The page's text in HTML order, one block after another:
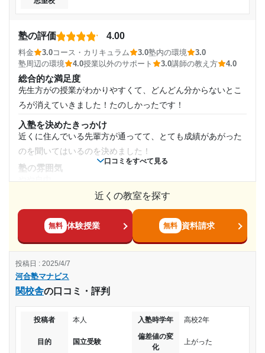
達成
目的の達成理由
志望校に合格したため、通塾目的は達成できました。
また、自宅だと集中できないため、良い環境でした。
志望校と合格状況
第一志望校： 合格
通塾頻度
その他
1日あたりの授業時間
2時間～3時間未満
月額料金
40,001円〜50,000円
目的の達成度
目的の達成理由
のですが、お陰でマーチの大学で田舎ではなく都内のキ
ャンパスに合格し、楽しい大学生活を送っています。
第二志望校：
一流の先生方が教えてくださるのでとてもわかりやすい。ま
てもいい。しかしアドバイスタイムというものがあるがそれ
がいらないと思う。
塾内の環境
校舎は綺麗になっていて、自習スペースも広く綺麗なので特
塾周辺の環境
周りもレベルの高い人が来ているのでとても刺激になる。他
校の知り合いもできたりしたのでとても良かった。
社員の人が1人1人のために受験直前に受験までの計画表みた
いなものを作ってくれるのでそれがとても役に立っていた。
面談も年に数回あったのでいろいろ話し合えた。
利用詳細
通塾期間
2021年4月〜2024年3月(3年)
入塾時の学年
高校1年
口コミをすべて見る
塾の評価 4.00
料金 3.0コース・カリキュラム 3.0塾内の環境
3.0
塾周辺の環境
4.0授業以外のサポート 3.0講師の教え方 4.0
総合的な満足度
先生方がの授業がわかりやすくて、どんどん分からないとこ
ろが消えていきました！たのしかったです！
入塾を決めたきっかけ
近くに住んでいる先輩方が通ってて、とても成績があがった
のを聞いてはいるのを決めました！
塾の雰囲気
組み方次第ですが、自習室をメインで使うようにすればかな
り抑えられると思います！高くなってもコースは価値がある
と思います
その科目をまったくわからないところから模試や受験で使え
るレベルまでもってくことができます
講師の教え方
た！とてもわかりやすかったです
塾内の環境
近くの教室を探す
無料 体験授業 無料 資料請求
河合塾マナビス
関校舎の口コミ・評判
投稿日 : 2025/4/7
投稿者 本人 入塾時学年 高校2年
目的 国立受験
偏差値の変
化
上がった